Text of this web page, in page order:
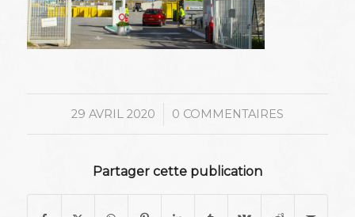
29 AVRIL 2020
/ 0 COMMENTAIRES
Partager cette publication